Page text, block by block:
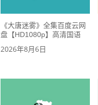
《大唐迷雾》全集百度云网
盘【HD1080p】高清国语
2026年8月6日